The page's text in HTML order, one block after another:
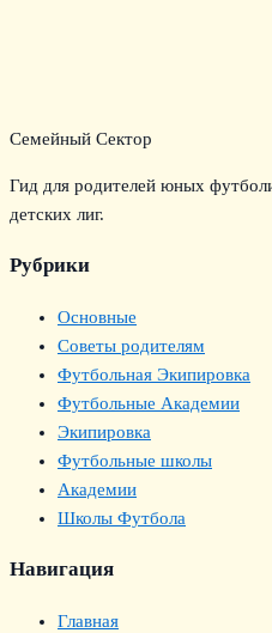
Семейный Сектор
Гид для родителей юных
детских лиг.
Рубрики
Основные
Советы родителям
Футбольная Экипировка
Футбольные Академии
Экипировка
Футбольные школы
Академии
Школы Футбола
Навигация
Главная